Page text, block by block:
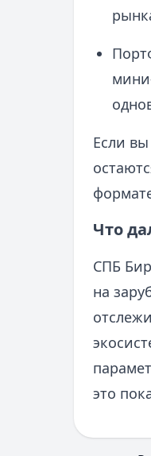
Если
Что
СПБ
на
это